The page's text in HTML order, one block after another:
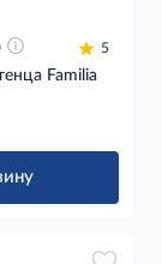
5
Familia